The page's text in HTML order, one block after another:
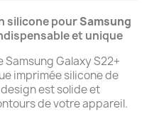
silicone pourSamsung
et unique
Galaxy S22+
imprimée silicone de
est solide et
de votre appareil.